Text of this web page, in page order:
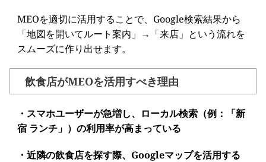
MEOを適切に活用することで、Google検索結果から
「地図を開いてルート案内」→「来店」という流れを
スムーズに作り出せます。
飲食店がMEOを活用すべき理由
・スマホユーザーが急増し、ローカル検索（例：「新
宿 ランチ」）の利用率が高まっている
・近隣の飲食店を探す際、Googleマップを活用する